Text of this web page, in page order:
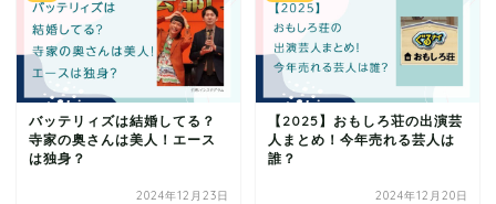
バッテリィズは結婚してる？
寺家の奥さんは美人！エース
は独身？
2024年12月23日
【2025】おもしろ荘の出演芸
人まとめ！今年売れる芸人は
誰？
2024年12月20日